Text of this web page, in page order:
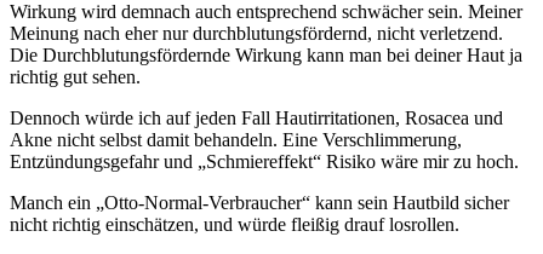
Wirkung wird demnach auch entsprechend schwächer sein. Meiner
Meinung nach eher nur durchblutungsfördernd, nicht verletzend.
Die Durchblutungsfördernde Wirkung kann man bei deiner Haut ja
richtig gut sehen.
Dennoch würde ich auf jeden Fall Hautirritationen, Rosacea und
Akne nicht selbst damit behandeln. Eine Verschlimmerung,
Entzündungsgefahr und „Schmiereffekt“ Risiko wäre mir zu hoch.
Manch ein „Otto-Normal-Verbraucher“ kann sein Hautbild sicher
nicht richtig einschätzen, und würde fleißig drauf losrollen.